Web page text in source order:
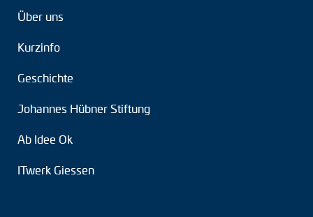
Über uns
Kurzinfo
Geschichte
Johannes Hübner Stiftung
Ab Idee Ok
ITwerk Giessen